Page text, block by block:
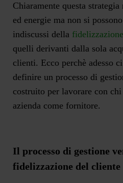
Chiaramente questa
ed energie ma non si
indiscussi della
quelli derivanti dalla sola
clienti. Ecco perchè adesso
definire un processo di
costruito per lavorare con
azienda come fornitore.
Il processo di gestione
fidelizzazione del cliente